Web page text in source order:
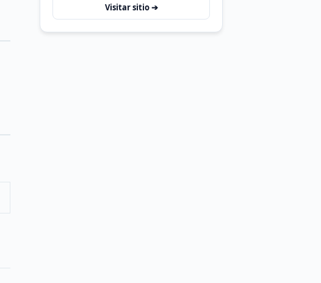
Visitar sitio ➔